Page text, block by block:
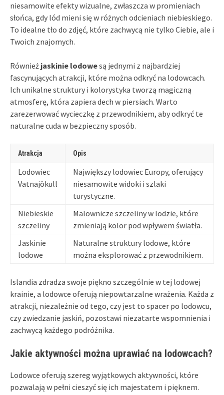
niesamowite efekty wizualne, zwłaszcza w promieniach
słońca, gdy lód mieni się w różnych odcieniach niebieskiego.
To idealne tło do zdjęć, które zachwycą nie tylko Ciebie, ale i
Twoich znajomych.
Również jaskinie lodowesą jednymi z najbardziej
fascynujących atrakcji, które można odkryć na lodowcach.
Ich unikalne struktury i kolorystyka tworzą magiczną
atmosferę, która zapiera dech w piersiach. Warto
zarezerwować wycieczkę z przewodnikiem, aby odkryć te
naturalne cuda w bezpieczny sposób.
Atrakcja Opis
Lodowiec
Vatnajökull
Największy lodowiec Europy, oferujący
niesamowite widoki i szlaki
turystyczne.
Niebieskie
szczeliny
Malownicze szczeliny w lodzie, które
zmieniają kolor pod wpływem światła.
Jaskinie
lodowe
Naturalne struktury lodowe, które
można eksplorować z przewodnikiem.
Islandia zdradza swoje piękno szczególnie w tej lodowej
krainie, a lodowce oferują niepowtarzalne wrażenia. Każda z
atrakcji, niezależnie od tego, czy jest to spacer po lodowcu,
czy zwiedzanie jaskiń, pozostawi niezatarte wspomnienia i
zachwycą każdego podróżnika.
Jakie aktywności można uprawiać na lodowcach?
Lodowce oferują szereg wyjątkowych aktywności, które
pozwalają w pełni cieszyć się ich majestatem i pięknem.